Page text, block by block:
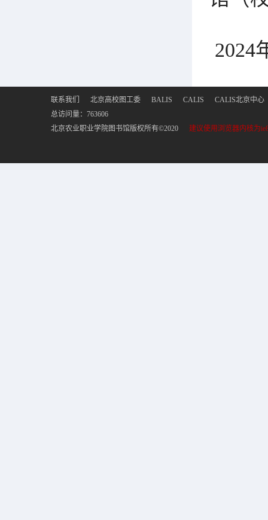
2024
联系我们 北京高校图工委 BALIS CALIS
CALIS北京中心
总访问量： 763606
北京农业职业学院图书馆版权所有©2020 建议使用浏览器内核为